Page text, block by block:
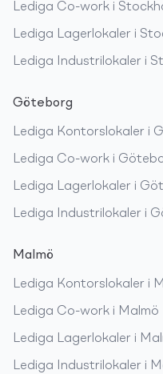
Lediga Co-work i
Lediga Lagerlokaler i
Lediga Industrilokaler i
Göteborg
Lediga Kontorslokaler i
Lediga Co-work i
Lediga Lagerlokaler i
Lediga Industrilokaler i
Malmö
Lediga Kontorslokaler i
Lediga Co-work i Malmö
Lediga Lagerlokaler i
Lediga Industrilokaler i